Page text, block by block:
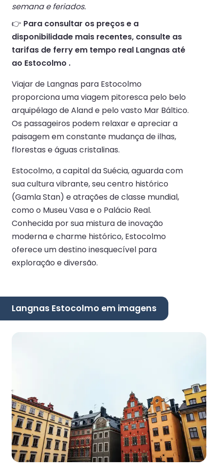
semana e feriados.
👉 Para consultar os preços e a
disponibilidade mais recentes, consulte as
tarifas de ferry em tempo real Langnas até
ao Estocolmo .
Viajar de Langnas para Estocolmo
proporciona uma viagem pitoresca pelo belo
arquipélago de Aland e pelo vasto Mar Báltico.
Os passageiros podem relaxar e apreciar a
paisagem em constante mudança de ilhas,
florestas e águas cristalinas.
Estocolmo, a capital da Suécia, aguarda com
sua cultura vibrante, seu centro histórico
(Gamla Stan) e atrações de classe mundial,
como o Museu Vasa e o Palácio Real.
Conhecida por sua mistura de inovação
moderna e charme histórico, Estocolmo
oferece um destino inesquecível para
exploração e diversão.
Langnas Estocolmo em imagens